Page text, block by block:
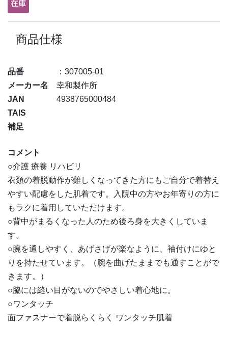
商品仕様
品番
：307005-01
メーカー名
幸和製作所
JAN
4938765000484
TAIS
補足
コメント
○介護 療養 リハビリ
衣類の着脱動作が難しくなってきた方にもご自分で着替え
やすい配慮をした肌着です。入院中の方やお年寄りの方に
もラクに着用していただけます。
○背中がまるくなった人のため後ろ身を大きくしていま
す。
○腕を通しやすく、あげさげが楽なように、袖付けにゆと
りを持たせています。（腕を曲げたままでも通すことがで
きます。）
○脇には縫い目がないのでやさしい着心地に。
○ワンタッチ
面ファスナーで着脱らくらく ワンタッチ肌着